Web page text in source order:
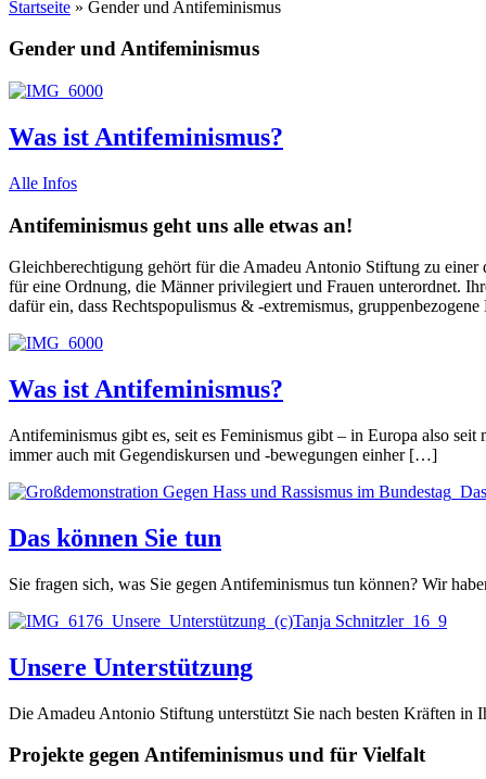
Startseite » Gender und Antifeminismus
Gender
und
Antifeminismus
Gender und Antifeminismus
Was ist Antifeminismus?
Alle Infos
Antifeminismus geht uns alle etwas an!
Gleichberechtigung gehört für die Amadeu Antonio Stiftung zu einer
für eine Ordnung, die Männer privilegiert und Frauen unterordnet.
dafür ein, dass Rechtspopulismus & -extremismus,
Was ist Antifeminismus?
Antifeminismus gibt es, seit es Feminismus gibt – in Europa also
immer auch mit Gegendiskursen und -bewegungen einher […]
Das können Sie tun
Sie fragen sich, was Sie gegen Antifeminismus tun können? Wir
Unsere Unterstützung
Die Amadeu Antonio Stiftung unterstützt Sie nach besten Kräften in
Projekte gegen Antifeminismus und für Vielfalt